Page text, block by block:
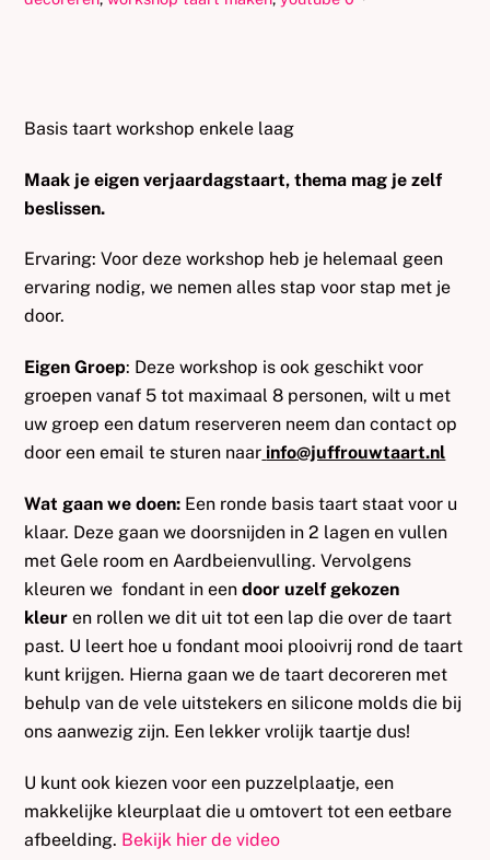
Basis taart workshop enkele laag
Maak je eigen verjaardagstaart, thema mag je zelf
beslissen.
Ervaring: Voor deze workshop heb je helemaal geen
ervaring nodig, we nemen alles stap voor stap met je
door.
Eigen Groep: Deze workshop is ook geschikt voor
groepen vanaf 5 tot maximaal 8 personen, wilt u met
uw groep een datum reserveren neem dan contact op
door een email te sturen naar info@juffrouwtaart.nl
Wat gaan we doen: Een ronde basis taart staat voor u
klaar. Deze gaan we doorsnijden in 2 lagen en vullen
met Gele room en Aardbeienvulling. Vervolgens
kleuren we fondant in eendoor uzelf gekozen
kleur en rollen we dit uit tot een lap die over de taart
past. U leert hoe u fondant mooi plooivrij rond de taart
kunt krijgen. Hierna gaan we de taart decoreren met
behulp van de vele uitstekers en silicone molds die bij
ons aanwezig zijn. Een lekker vrolijk taartje dus!
U kunt ook kiezen voor een puzzelplaatje, een
makkelijke kleurplaat die u omtovert tot een eetbare
afbeelding. Bekijk hier de video